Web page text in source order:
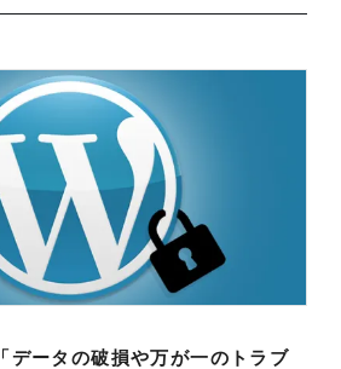
「データの破損や万が一のトラブ